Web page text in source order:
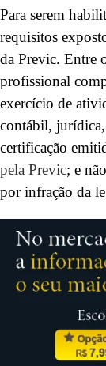
Para serem
requisitos
da Previc. Entre
profissional
exercício de
contábil,
certificação
pela Previc; e
por infração da